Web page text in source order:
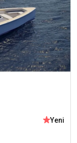
Yeni